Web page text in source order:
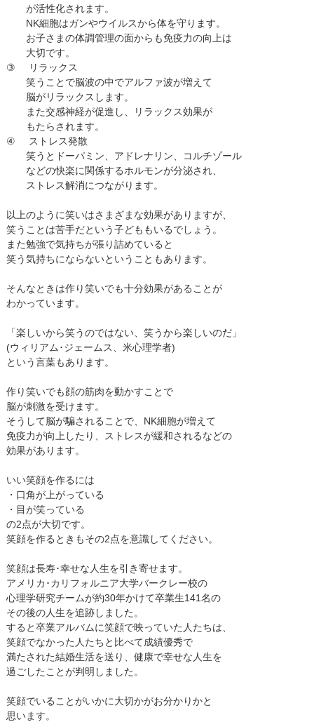
が活性化されます。
NK細胞はガンやウイルスから体を守ります。
お子さまの体調管理の面からも免疫力の向上は
大切です。
③
リラックス
笑うことで脳波の中でアルファ波が増えて
脳がリラックスします。
また交感神経が促進し、リラックス効果が
もたらされます。
④
ストレス発散
笑うとドーパミン、アドレナリン、コルチゾール
などの快楽に関係するホルモンが分泌され、
ストレス解消につながります。
以上のように笑いはさまざまな効果がありますが、
笑うことは苦手だという子どももいるでしょう。
また勉強で気持ちが張り詰めていると
笑う気持ちにならないということもあります。
そんなときは作り笑いでも十分効果があることが
わかっています。
「楽しいから笑うのではない、笑うから楽しいのだ」
(ウィリアム･ジェームス、米心理学者)
という言葉もあります。
作り笑いでも顔の筋肉を動かすことで
脳が刺激を受けます。
そうして脳が騙されることで、NK細胞が増えて
免疫力が向上したり、ストレスが緩和されるなどの
効果があります。
いい笑顔を作るには
・口角が上がっている
・目が笑っている
の2点が大切です。
笑顔を作るときもその2点を意識してください。
笑顔は長寿･幸せな人生を引き寄せます。
アメリカ･カリフォルニア大学バークレー校の
心理学研究チームが約30年かけて卒業生141名の
その後の人生を追跡しました。
すると卒業アルバムに笑顔で映っていた人たちは、
笑顔でなかった人たちと比べて成績優秀で
満たされた結婚生活を送り、健康で幸せな人生を
過ごしたことが判明しました。
笑顔でいることがいかに大切かがお分かりかと
思います。